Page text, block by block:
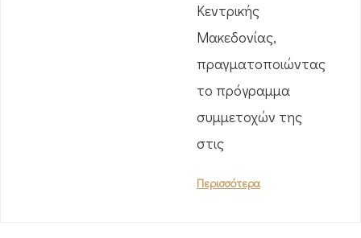
Κεντρικής
Μακεδονίας,
πραγματοποιώντας
το πρόγραμμα
συμμετοχών της
στις
Περισσότερα